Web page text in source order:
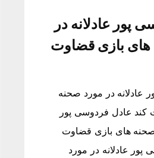
پور عادلانه در
بازی قضاوت
عادلانه در مورد صحنه
کند عادل فردوسی پور
صحنه های بازی قضاوت
عادلانه در مورد